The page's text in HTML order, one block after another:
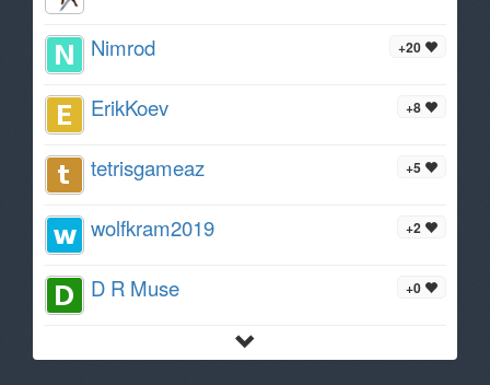
+20
Nimrod
+8
ErikKoev
+5
tetrisgameaz
+2
wolfkram2019
+0
D R Muse